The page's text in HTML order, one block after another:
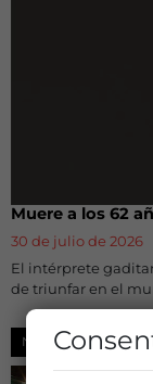
Muere a los 62
30 de julio de 2026
El intérprete
de triunfar en el
NOTICIAS